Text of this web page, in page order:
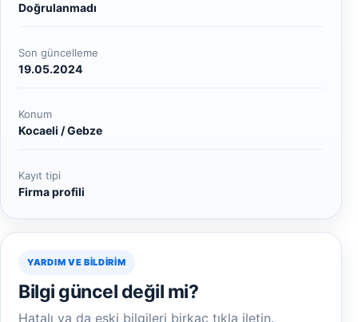
Doğrulanmadı
Son güncelleme
19.05.2024
Konum
Kocaeli / Gebze
Kayıt tipi
Firma profili
YARDIM VE BILDIRIM
Bilgi güncel değil mi?
Hatalı ya da eski bilgileri birkaç tıkla iletin.